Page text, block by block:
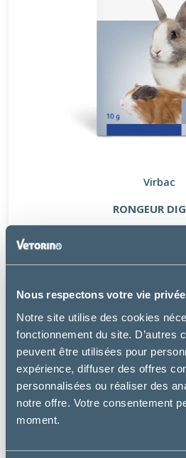
Nous respectons votre vie privée
Notre site utilise des cookies
fonctionnement du site. D’autres
peuvent être utilisées pour
expérience, diffuser des offres
personnalisées ou réaliser des
notre offre. Votre consentement
moment.
Virbac
RONGEUR